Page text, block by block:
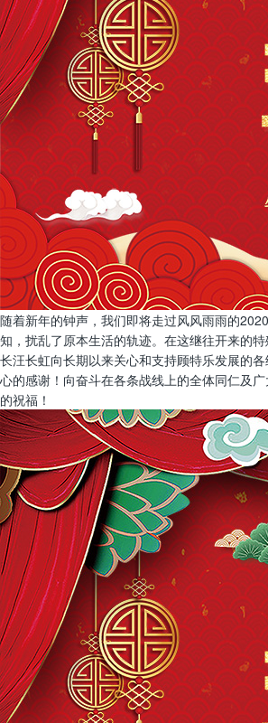
随着新年的钟声，我们即将走过风风雨雨的
知，扰乱了原本生活的轨迹。在这继往开来的
长汪长虹向长期以来关心和支持顾特乐发展的
心的感谢！向奋斗在各条战线上的全体同仁及
的祝福！